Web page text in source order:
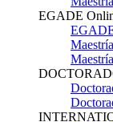
EGADE